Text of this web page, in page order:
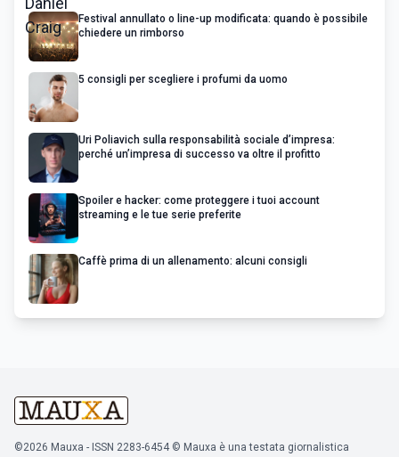
Festival annullato o line-up modificata: quando è possibile
chiedere un rimborso
5 consigli per scegliere i profumi da uomo
Uri Poliavich sulla responsabilità sociale d’impresa:
perché un’impresa di successo va oltre il profitto
Spoiler e hacker: come proteggere i tuoi account
streaming e le tue serie preferite
Caffè prima di un allenamento: alcuni consigli
©2026 Mauxa - ISSN 2283-6454 © Mauxa è una testata giornalistica